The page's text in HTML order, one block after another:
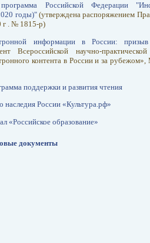
программа Российской Федерации
годы)"(утверждена распоряжением
г . № 1815-р)
информации в России:
Всероссийской научно-
контента в России и за рубежом»,
поддержки и развития чтения
наследия России «Культура.рф»
«Российское образование»
документы